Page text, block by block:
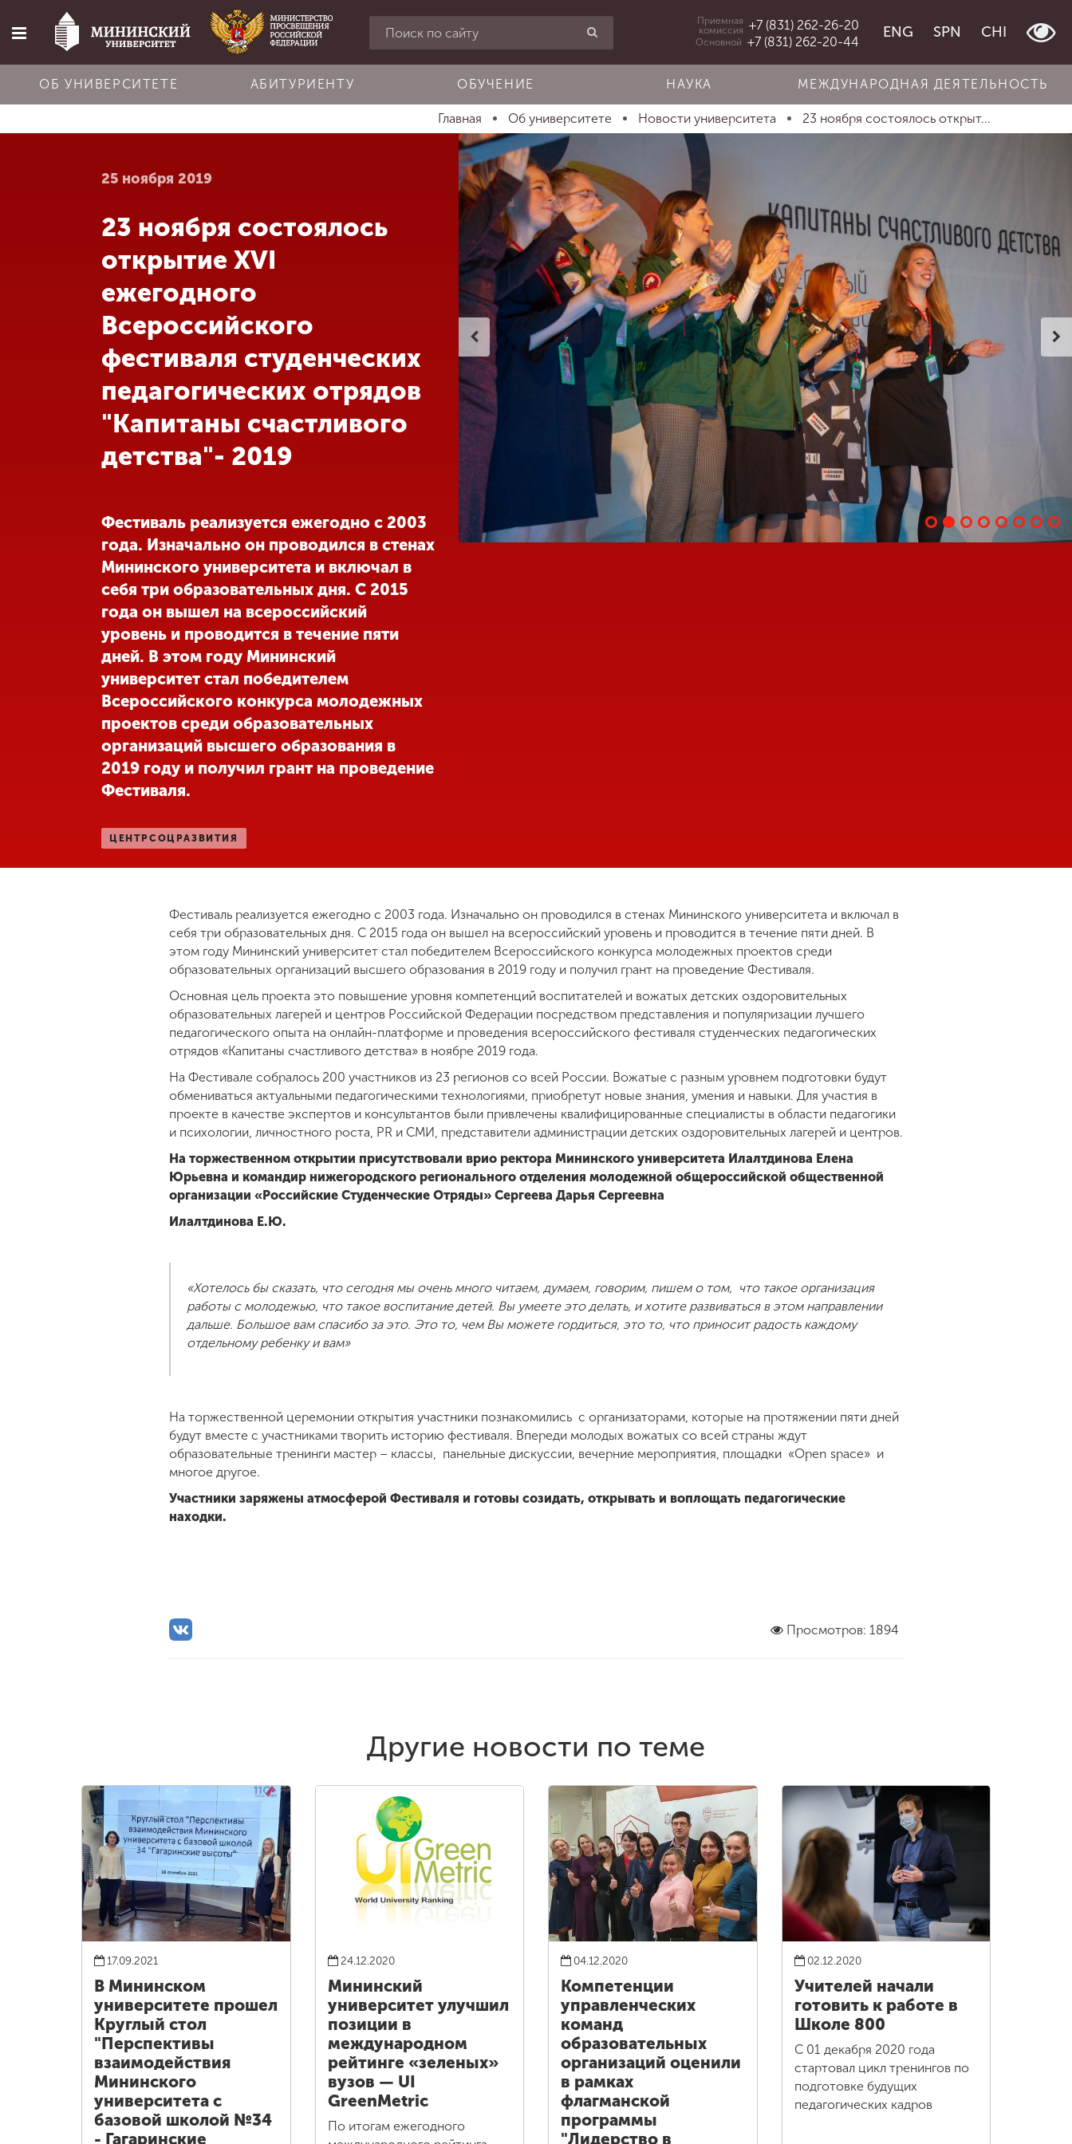
Главная
Об университете
Абитуриенту
Обучение
Международная
деятельность
Другие виды
деятельности
Студенческая
Сведения об
организации
комиссия
+7 (831) 262-26-20
Приемная
комиссия +7 (831) 262-26-20
Основной +7 (831) 262-20-44
ENG SPN CHI
ОБ УНИВЕРСИТЕТЕ АБИТУРИЕНТУ ОБУЧЕНИЕ НАУКА МЕЖДУНАРОДНАЯ ДЕЯТЕЛЬНОСТЬ
Главная Об университете Новости университета 23 ноября состоялось открыт...
25 ноября 2019
23 ноября состоялось
открытие XVI
ежегодного
Всероссийского
фестиваля студенческих
педагогических отрядов
"Капитаны счастливого
детства"- 2019
Фестиваль реализуется ежегодно с 2003
года. Изначально он проводился в стенах
Мининского университета и включал в
себя три образовательных дня. С 2015
года он вышел на всероссийский
уровень и проводится в течение пяти
дней. В этом году Мининский
университет стал победителем
Всероссийского конкурса молодежных
проектов среди образовательных
организаций высшего образования в
2019 году и получил грант на проведение
Фестиваля.
ЦЕНТРСОЦРАЗВИТИЯ
Фестиваль реализуется ежегодно с 2003 года. Изначально он проводился в стенах Мининского университета и включал в
себя три образовательных дня. С 2015 года он вышел на всероссийский уровень и проводится в течение пяти дней. В
этом году Мининский университет стал победителем Всероссийского конкурса молодежных проектов среди
образовательных организаций высшего образования в 2019 году и получил грант на проведение Фестиваля.
Основная цель проекта это повышение уровня компетенций воспитателей и вожатых детских оздоровительных
образовательных лагерей и центров Российской Федерации посредством представления и популяризации лучшего
педагогического опыта на онлайн-платформе и проведения всероссийского фестиваля студенческих педагогических
отрядов «Капитаны счастливого детства» в ноябре 2019 года.
На Фестивале собралось 200 участников из 23 регионов со всей России. Вожатые с разным уровнем подготовки будут
обмениваться актуальными педагогическими технологиями, приобретут новые знания, умения и навыки. Для участия в
проекте в качестве экспертов и консультантов были привлечены квалифицированные специалисты в области педагогики
и психологии, личностного роста, PR и СМИ, представители администрации детских оздоровительных лагерей и центров.
На торжественном открытии присутствовали врио ректора Мининского университета Илалтдинова Елена
Юрьевна и командир нижегородского регионального отделения молодежной общероссийской общественной
организации «Российские Студенческие Отряды» Сергеева Дарья Сергеевна
Илалтдинова Е.Ю.
«Хотелось бы сказать, что сегодня мы очень много читаем, думаем, говорим, пишем о том, что такое организация
работы с молодежью, что такое воспитание детей. Вы умеете это делать, и хотите развиваться в этом направлении
дальше. Большое вам спасибо за это. Это то, чем Вы можете гордиться, это то, что приносит радость каждому
отдельному ребенку и вам»
На торжественной церемонии открытия участники познакомились с организаторами, которые на протяжении пяти дней
будут вместе с участниками творить историю фестиваля. Впереди молодых вожатых со всей страны ждут
образовательные тренинги мастер – классы, панельные дискуссии, вечерние мероприятия, площадки «Open space» и
многое другое.
Участники заряжены атмосферой Фестиваля и готовы созидать, открывать и воплощать педагогические
находки.
Просмотров: 1894
Другие новости по теме
17.09.2021
В Мининском
университете прошел
Круглый стол
"Перспективы
взаимодействия
Мининского
университета с
базовой школой №34
- Гагаринские
24.12.2020
Мининский
университет улучшил
позиции в
международном
рейтинге «зеленых»
вузов — UI
GreenMetric
По итогам ежегодного
04.12.2020
Компетенции
управленческих
команд
образовательных
организаций оценили
в рамках
флагманской
программы
"Лидерство в
02.12.2020
Учителей начали
готовить к работе в
Школе 800
С 01 декабря 2020 года
стартовал цикл тренингов по
подготовке будущих
педагогических кадров